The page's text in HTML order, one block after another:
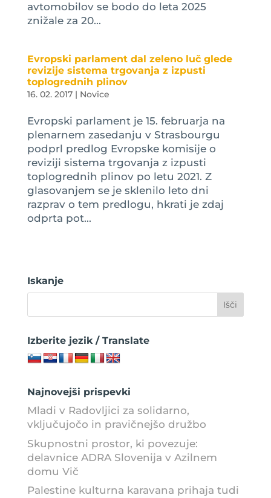
avtomobilov se bodo do leta 2025
znižale za 20...
Evropski parlament dal zeleno luč glede
revizije sistema trgovanja z izpusti
toplogrednih plinov
16. 02. 2017| Novice
Evropski parlament je 15. februarja na
plenarnem zasedanju v Strasbourgu
podprl predlog Evropske komisije o
reviziji sistema trgovanja z izpusti
toplogrednih plinov po letu 2021. Z
glasovanjem se je sklenilo leto dni
razprav o tem predlogu, hkrati je zdaj
odprta pot...
Iskanje
Izberite jezik / Translate
Najnovejši prispevki
Mladi v Radovljici za solidarno,
vključujočo in pravičnejšo družbo
Skupnostni prostor, ki povezuje:
delavnice ADRA Slovenija v Azilnem
domu Vič
Palestine kulturna karavana prihaja tudi